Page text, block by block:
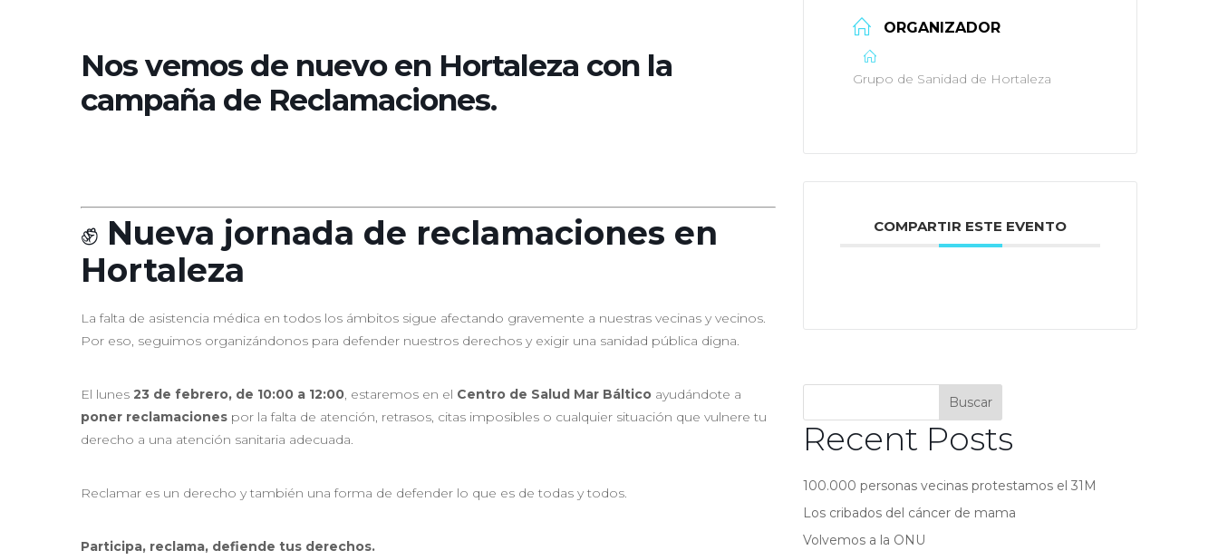
Nos vemos de nuevo en Hortaleza con la
campaña de Reclamaciones.
✊ Nueva jornada de reclamaciones en
Hortaleza
La falta de asistencia médica en todos los ámbitos sigue afectando gravemente a nuestras vecinas y vecinos.
Por eso, seguimos organizándonos para defender nuestros derechos y exigir una sanidad pública digna.
El lunes 23 de febrero, de 10:00 a 12:00, estaremos en el Centro de Salud Mar Báltico ayudándote a
poner reclamaciones por la falta de atención, retrasos, citas imposibles o cualquier situación que vulnere tu
derecho a una atención sanitaria adecuada.
Reclamar es un derecho y también una forma de defender lo que es de todas y todos.
Participa, reclama, defiende tus derechos.
ORGANIZADOR
Grupo de Sanidad de Hortaleza
COMPARTIR ESTE EVENTO
Buscar
Recent Posts
100.000 personas vecinas protestamos el 31M
Los cribados del cáncer de mama
Volvemos a la ONU